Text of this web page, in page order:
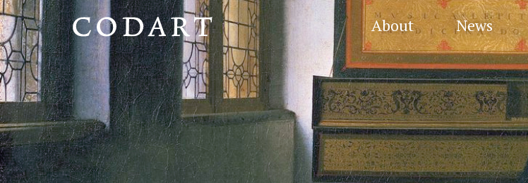
About News
CODART,
Dutch
and
Flemish
art